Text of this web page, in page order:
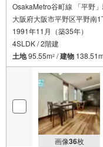
OsakaMetro谷町線 「平野
大阪府大阪市平野区平野南1
1991年11月（築35年）
4SLDK / 2階建
土地95.55m2 /建物 138.51m
画像36枚